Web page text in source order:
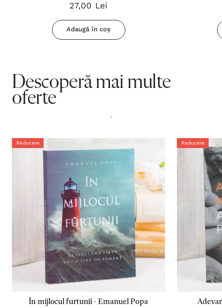
Lectii Biblice Pentru Copii - Nt
27,00 Lei
Adaugă în coș
Descoperă mai multe
oferte
.
Reducere
În mijlocul furtunii - Emanuel Popa
Reducere